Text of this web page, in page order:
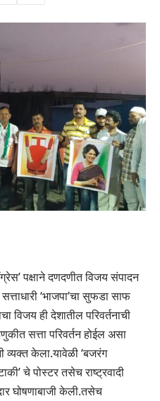
पक्षाने दणदणीत विजय संपादन
‘भाजपा’चा सुफडा साफ
विजय ही देशातील परिवर्तनाची
सत्ता परिवर्तन होईल असा
व्यक्त केला.यावेळी ‘बजरंग
चे पोस्टर तसेच राष्ट्रवादी
घोषणाबाजी केली.तसेच